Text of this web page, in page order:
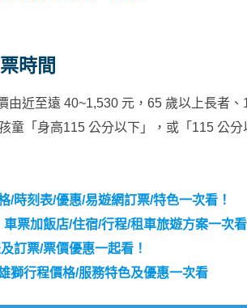
時間
由近至遠 40~1,530 元，65 歲以上長者
童「身高115 公分以下」，或「115 公
/時刻表/優惠/易遊網訂票/特色一次看！
車票加飯店/住宿/行程/租車旅遊方案一次看
訂票/票價優惠一起看！
獅行程價格/服務特色及優惠一次看